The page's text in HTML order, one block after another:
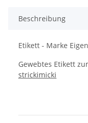
Beschreibung
Etikett - Marke
Gewebtes Etikett
strickimicki